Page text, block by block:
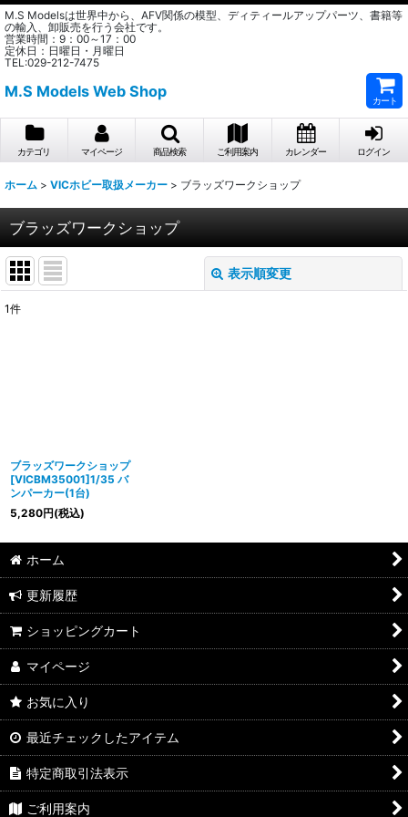
M.S Modelsは世界中から、AFV関係の模型、ディティールアップパーツ、書籍等
の輸入、卸販売を行う会社です。
営業時間：9：00～17：00
定休日：日曜日・月曜日
TEL:029-212-7475
M.S Models Web Shop
カート
カテゴリ マイページ 商品検索 ご利用案内 カレンダー ログイン
ホーム > VICホビー取扱メーカー > ブラッズワークショップ
ブラッズワークショップ
表示順変更
1件
ブラッズワークショップ
[VICBM35001]1/35 バ
ンパーカー(1台)
5,280円(税込)
ホーム
更新履歴
ショッピングカート
マイページ
お気に入り
最近チェックしたアイテム
特定商取引法表示
ご利用案内